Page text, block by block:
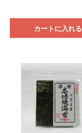
カートに入れる